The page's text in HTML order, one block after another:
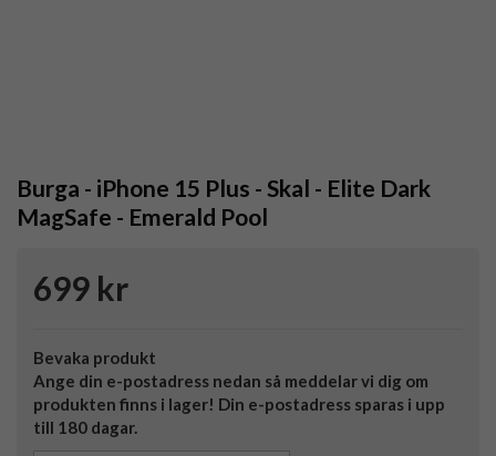
Burga - iPhone 15 Plus - Skal - Elite Dark
MagSafe - Emerald Pool
699 kr
Bevaka produkt
Ange din e-postadress nedan så meddelar vi dig om
produkten finns i lager! Din e-postadress sparas i upp
till 180 dagar.